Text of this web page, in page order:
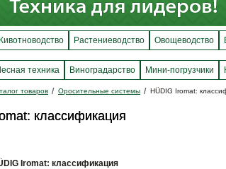
Растениеводство Овощеводство
техника Виноградарство Мини-погрузчики
товаров Оросительные системы HÜDIG Iromat:
классификация
классификация
Iromat: классификация